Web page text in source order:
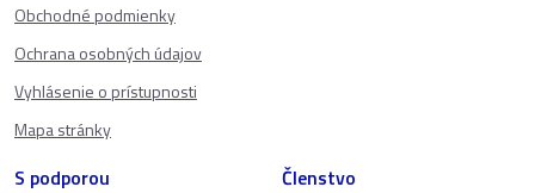
Obchodné podmienky
Ochrana osobných údajov
Vyhlásenie o prístupnosti
Mapa stránky
S podporou Členstvo